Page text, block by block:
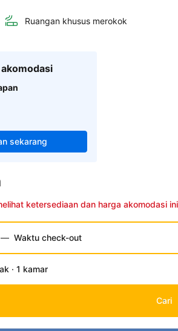
Ruangan khusus merokok
sekarang
ketersediaan dan harga akomodasi ini
— Waktu check-out
· 1 kamar
Cari